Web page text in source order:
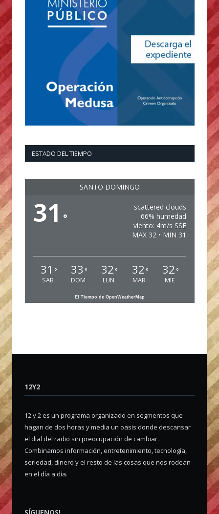
ESTADO DEL TIEMPO
SANTO DOMINGO
31 °
scattered clouds
66% humedad
viento: 4m/s SSE
MAX 32 • MIN 31
31 °
SAB
33 °
DOM
32 °
LUN
32 °
MAR
32 °
MIE
El Tiempo de OpenWeatherMap
12Y2
12 y 2 es un programa organizado en segmentos que
hagan de dos horas y media un oasis donde descansar
el dial del radio sin preocupación de cambiar.
Combinamos información, entretenimiento, tecnología,
seriedad, dinero y el resto de las cosas que nos rodean
en el día a día.